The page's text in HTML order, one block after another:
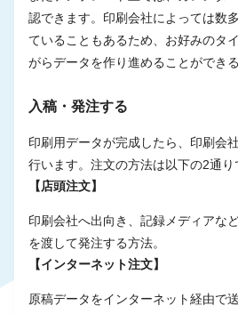
認できます。印刷会社によっては数
ていることもあるため、お好みのタ
がらデータを作り進めることができる
入稿・発注する
印刷用データが完成したら、印刷会
行います。注文の方法は以下の2通り
【店頭注文】
印刷会社へ出向き、記録メディアな
を渡して発注する方法。
【インターネット注文】
原稿データをインターネット経由で